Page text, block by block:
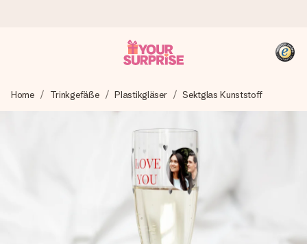
Wir bereiten dein Geschenk sorgfältig vor und schicken es
blitzschnell – damit du es genau zum richtigen Zeitpunkt
4,8 (basierend auf +15.000 Bewertungen)
Unsere Geschenke begeistern. Kunden bewerten uns mit
4,8 bei Google Reviews (Gesamtergebnis aller Länder, in
die wir versenden).
Home Trinkgefäße Plastikgläser Sektglas Kunststoff